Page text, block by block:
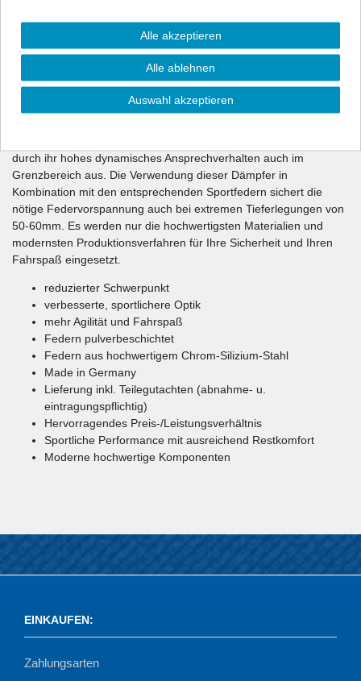
Fahrdynamik. Freuen Sie sich über eine exzellente Straßenlage,
sportliche Optik und über eine gehörige Portion mehr Dynamik.
Die Dämpfercharakteristik und die Federrate wurden im
Fahrversuch wechselseitig optimiert. Die unmittelbar
ansprechenden Dämpfer haben gegenüber dem Serienfahrwerk
eine ca. 10-1getönt (durchsichtig) härtere Dämpfung und sorgen
durch ihr hohes dynamisches Ansprechverhalten auch im
Grenzbereich aus. Die Verwendung dieser Dämpfer in
Kombination mit den entsprechenden Sportfedern sichert die
nötige Federvorspannung auch bei extremen Tieferlegungen von
50-60mm. Es werden nur die hochwertigsten Materialien und
modernsten Produktionsverfahren für Ihre Sicherheit und Ihren
Fahrspaß eingesetzt.
reduzierter Schwerpunkt
verbesserte, sportlichere Optik
mehr Agilität und Fahrspaß
Federn pulverbeschichtet
Federn aus hochwertigem Chrom-Silizium-Stahl
Made in Germany
Lieferung inkl. Teilegutachten (abnahme- u.
eintragungspflichtig)
Hervorragendes Preis-/Leistungsverhältnis
Sportliche Performance mit ausreichend Restkomfort
Moderne hochwertige Komponenten
EINKAUFEN:
Zahlungsarten
Alle akzeptieren
Alle ablehnen
Auswahl akzeptieren